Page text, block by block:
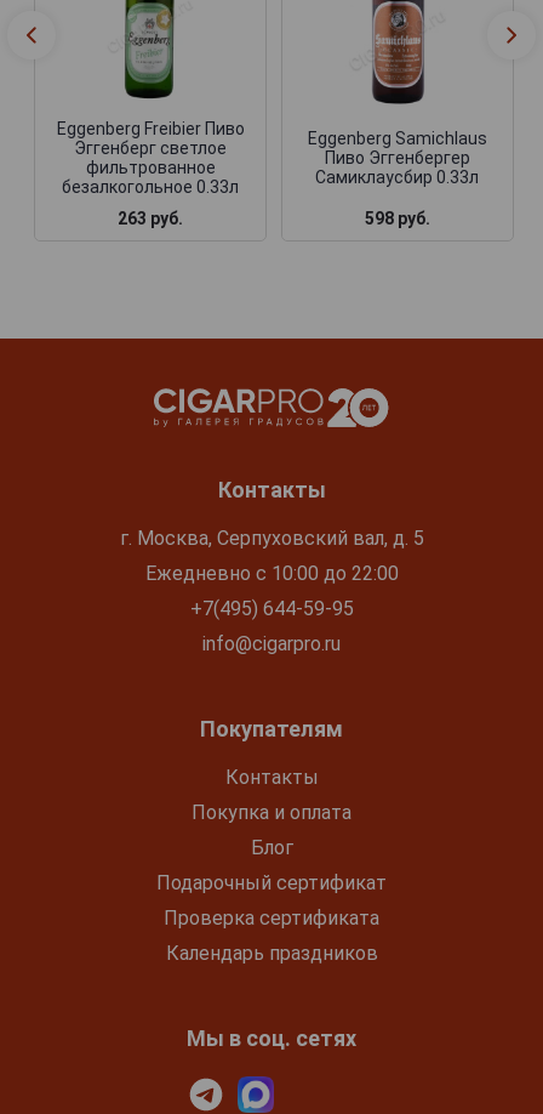
Eggenberg Freibier Пиво
Эггенберг светлое
фильтрованное
безалкогольное 0.33л
263 руб.
Eggenberg Samichlaus
Пиво Эггенбергер
Самиклаусбир 0.33л
598 руб.
Контакты
г. Москва, Серпуховский вал, д. 5
Ежедневно с 10:00 до 22:00
+7(495) 644-59-95
info@cigarpro.ru
Покупателям
Контакты
Покупка и оплата
Блог
Подарочный сертификат
Проверка сертификата
Календарь праздников
Мы в соц. сетях